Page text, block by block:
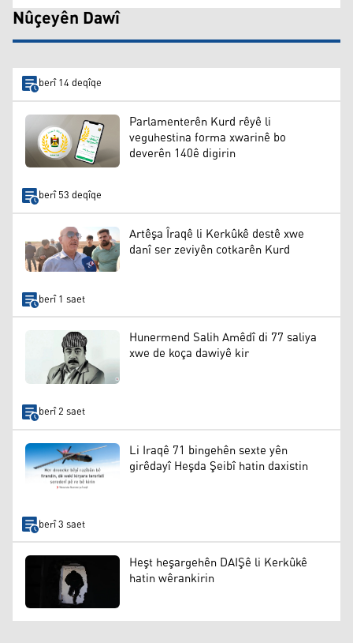
Nûçeyên Dawî
berî 14 deqîqe
Parlamenterên Kurd rêyê li
veguhestina forma xwarinê bo
deverên 140ê digirin
berî 53 deqîqe
Artêşa Îraqê li Kerkûkê destê xwe
danî ser zeviyên cotkarên Kurd
berî 1 saet
Hunermend Salih Amêdî di 77 saliya
xwe de koça dawiyê kir
berî 2 saet
Li Iraqê 71 bingehên sexte yên
girêdayî Heşda Şeibî hatin daxistin
berî 3 saet
Heşt heşargehên DAIŞê li Kerkûkê
hatin wêrankirin